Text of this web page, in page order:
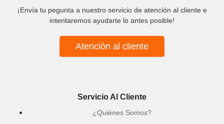
¡Envía tu pegunta a nuestro servicio de atención al cliente e
intentaremos ayudarte lo antes posible!
Atención al cliente
Servicio Al Cliente
¿Quiénes Somos?